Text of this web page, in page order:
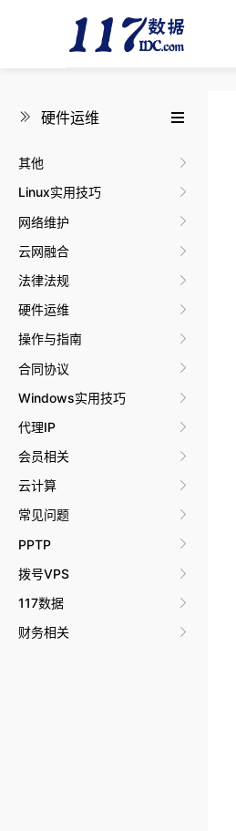
硬件运维
其他
Linux实用技巧
网络维护
云网融合
法律法规
硬件运维
操作与指南
合同协议
Windows实用技巧
代理IP
会员相关
云计算
常见问题
PPTP
拨号VPS
117数据
财务相关